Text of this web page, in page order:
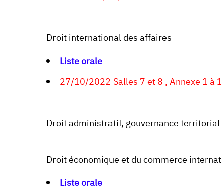
Droit international des affaires
Liste orale
27/10/2022 Salles 7 et 8 , Annexe 1 à
Droit administratif, gouvernance
Droit économique et du commerce
Liste orale